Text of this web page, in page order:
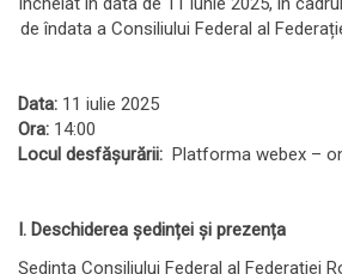
de îndata a Consiliului Federal al
Data: 11 iulie 2025
Ora: 14:00
Locul desfășurării: Platforma webex –
I. Deschiderea ședinței și prezența
Ședința Consiliului Federal al Federației